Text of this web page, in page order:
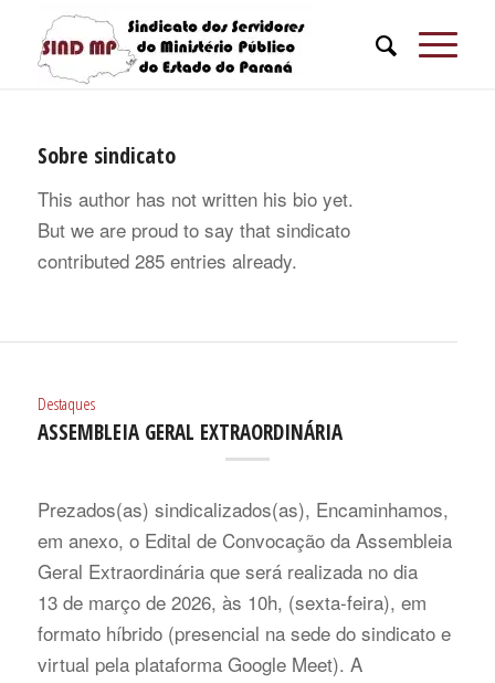
Sobre sindicato
This author has not written his bio yet.
But we are proud to say that sindicato
contributed 285 entries already.
Destaques
ASSEMBLEIA GERAL EXTRAORDINÁRIA
Prezados(as) sindicalizados(as), Encaminhamos,
em anexo, o Edital de Convocação da Assembleia
Geral Extraordinária que será realizada no dia
13 de março de 2026, às 10h, (sexta-feira), em
formato híbrido (presencial na sede do sindicato e
virtual pela plataforma Google Meet). A